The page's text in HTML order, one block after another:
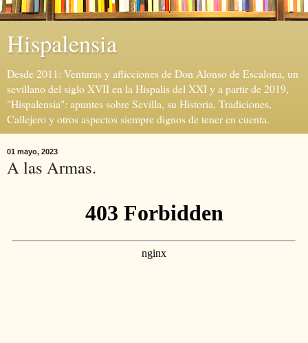
Hispalensia
Desde 2011: Venturas y aflicciones de Don Alonso de Escalona, un
sevillano del siglo XVII en la Hispalis del XXI y a partir de 2019,
"Hispalensia": apuntes sobre Sevilla, su Historia, Tradiciones,
Callejero y otros aspectos siempre dignos de tener en cuenta.
01 mayo, 2023
A las Armas.